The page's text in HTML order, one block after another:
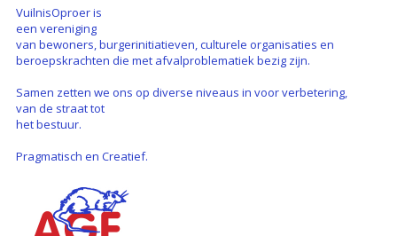
VuilnisOproer is
een vereniging
van bewoners, burgerinitiatieven, culturele organisaties en
beroepskrachten die met afvalproblematiek bezig zijn.
Samen zetten we ons op diverse niveaus in voor verbetering,
van de straat tot
het bestuur.
Pragmatisch en Creatief.